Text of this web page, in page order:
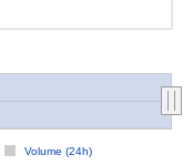
Volume (24h)